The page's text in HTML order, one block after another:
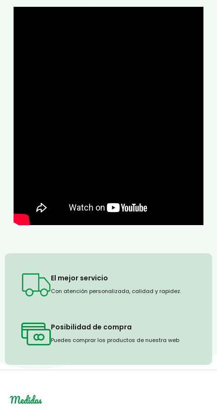
El mejor servicio
Con atención personalizada, calidad y rapidez.
Posibilidad de compra
Puedes comprar los productos de nuestra web
Medidas